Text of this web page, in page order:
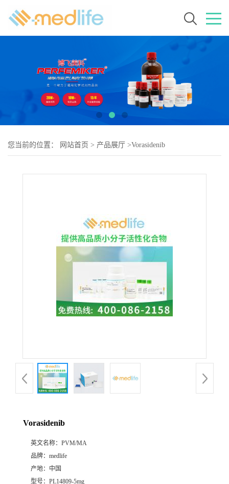
您当前的位置： 网站首页 > 产品展厅 >Vorasidenib
Vorasidenib
英文名称： PVM/MA
品牌： medlife
产地： 中国
型号： PL14809-5mg